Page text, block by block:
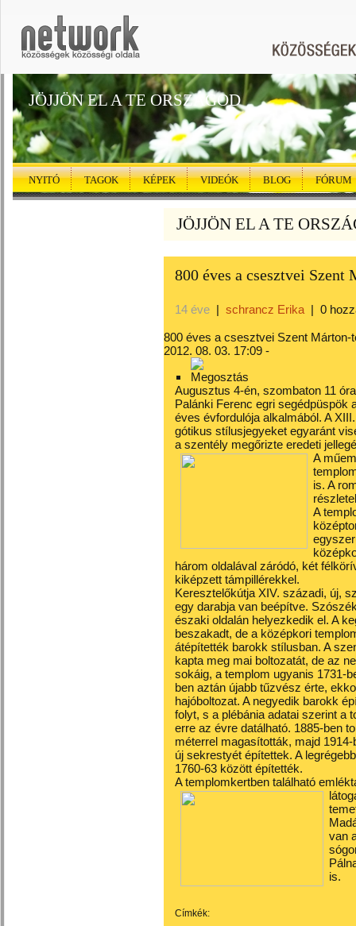
JÖJJÖN EL A TE ORSZÁGOD
NYITÓ TAGOK KÉPEK VIDEÓK BLOG FÓRUM
JÖJJÖN EL A TE
800 éves a csesztvei Szent
14 éve | schrancz Erika | 0
800 éves a csesztvei Szent Márton-
2012. 08. 03. 17:09 -
Augusztus 4-én, szombaton 11
Palánki Ferenc egri segédpüspök
éves évfordulója alkalmából. A
gótikus stílusjegyeket egyaránt
a szentély megőrizte eredeti
A
is. A
A
három oldalával záródó, két
kiképzett támpillérekkel.
Keresztelőkútja XIV. századi, új,
egy darabja van beépítve.
északi oldalán helyezkedik el. A
beszakadt, de a középkori
átépítették barokk stílusban. A
kapta meg mai boltozatát, de az
sokáig, a templom ugyanis 1731-
ben aztán újabb tűzvész érte,
hajóboltozat. A negyedik barokk
folyt, s a plébánia adatai szerint a
erre az évre datálható. 1885-ben
méterrel magasították, majd 1914-
új sekrestyét építettek. A
1760-63 között építették.
A templomkertben található
van
is.
Címkék: